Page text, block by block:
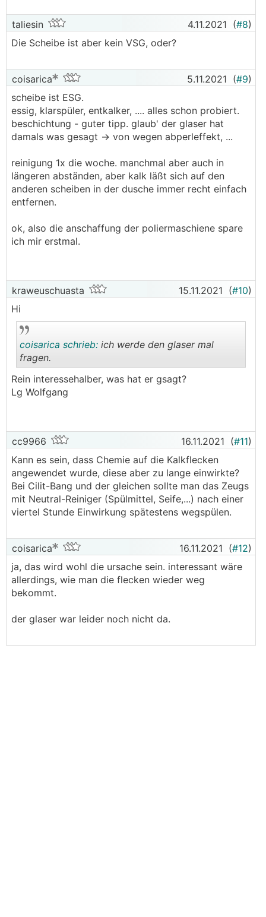
taliesin 4.11.2021 (#8)
Die Scheibe ist aber kein VSG, oder?
coisarica 5.11.2021 (#9)
scheibe ist ESG.
essig, klarspüler, entkalker, .... alles schon probiert.
beschichtung - guter tipp. glaub' der glaser hat
damals was gesagt -> von wegen abperleffekt, ...
reinigung 1x die woche. manchmal aber auch in
längeren abständen, aber kalk läßt sich auf den
anderen scheiben in der dusche immer recht einfach
entfernen.
ok, also die anschaffung der poliermaschiene spare
ich mir erstmal.
kraweuschuasta 15.11.2021 (#10)
Hi
coisarica schrieb: ich werde den glaser mal
fragen.
Rein interessehalber, was hat er gsagt?
Lg Wolfgang
cc9966 16.11.2021 (#11)
Kann es sein, dass Chemie auf die Kalkflecken
angewendet wurde, diese aber zu lange einwirkte?
Bei Cilit-Bang und der gleichen sollte man das Zeugs
mit Neutral-Reiniger (Spülmittel, Seife,...) nach einer
viertel Stunde Einwirkung spätestens wegspülen.
coisarica 16.11.2021 (#12)
ja, das wird wohl die ursache sein. interessant wäre
allerdings, wie man die flecken wieder weg
bekommt.
der glaser war leider noch nicht da.